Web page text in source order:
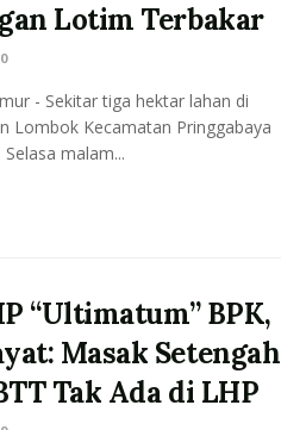
Lotim Terbakar
0
- Sekitar tiga hektar lahan di
Lombok Kecamatan Pringgabaya
malam...
“Ultimatum” BPK,
Masak Setengah
Tak Ada di LHP